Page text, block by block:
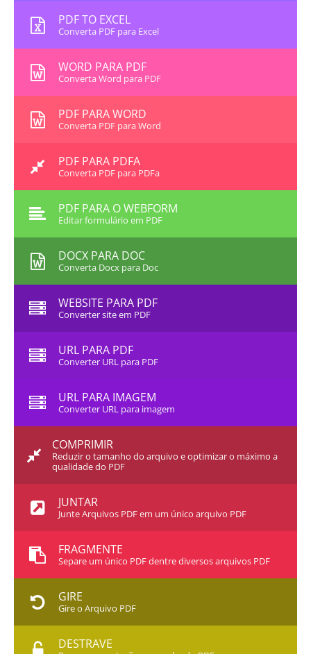
PDF TO EXCEL
Converta PDF para Excel
WORD PARA PDF
Converta Word para PDF
PDF PARA WORD
Converta PDF para Word
PDF PARA PDFA
Converta PDF para PDFa
PDF PARA O WEBFORM
Editar formulário em PDF
DOCX PARA DOC
Converta Docx para Doc
WEBSITE PARA PDF
Converter site em PDF
URL PARA PDF
Converter URL para PDF
URL PARA IMAGEM
Converter URL para imagem
COMPRIMIR
Reduzir o tamanho do arquivo e optimizar o máximo a
qualidade do PDF
JUNTAR
Junte Arquivos PDF em um único arquivo PDF
FRAGMENTE
Separe um único PDF dentre diversos arquivos PDF
GIRE
Gire o Arquivo PDF
DESTRAVE